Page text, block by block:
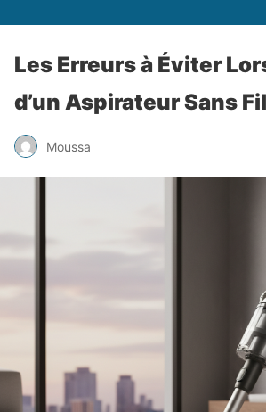
Les Erreurs à Éviter
d’un Aspirateur Sans
Moussa